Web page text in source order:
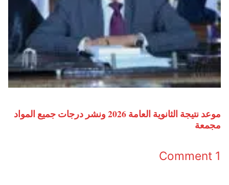
موعد نتيجة الثانوية العامة 2026 ونشر درجات جميع المواد
مجمعة
1 Comment